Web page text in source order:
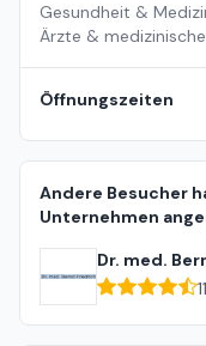
Gesundheit &
Ärzte &
Öffnungszeiten
Andere Besucher
Unternehmen
Dr. med.